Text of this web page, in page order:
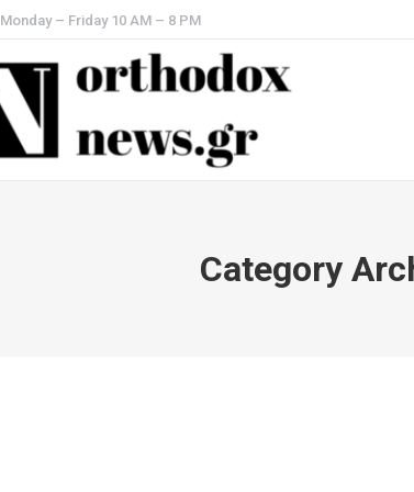
Monday – Friday 10 AM – 8 PM
Category